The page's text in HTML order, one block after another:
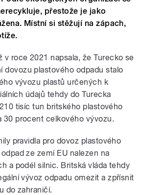
přestože je jako
Místní si stěžují na zápach,
v roce 2021 napsala, že Turecko se
dovozu plastového odpadu stalo
vývozu plastů určených k
údajů tehdy do Turecka
tisíc tun britského plastového
30 procent celkového vývozu.
pravidla pro dovoz plastového
ze zemí EU nalezen na
a podél silnic. Britská vláda tehdy
vývoz odpadu omezit a zpřísnit
do zahraničí.